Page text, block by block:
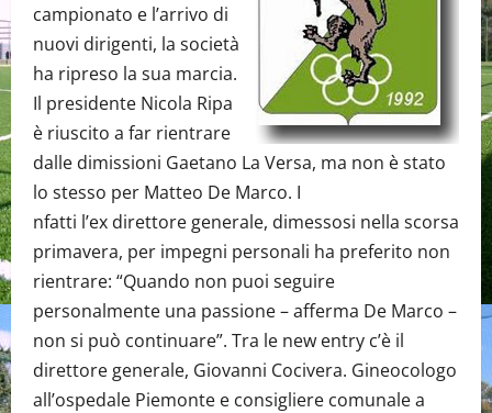
campionato e l’arrivo di
nuovi dirigenti, la società
ha ripreso la sua marcia.
Il presidente Nicola Ripa
è riuscito a far rientrare
dalle dimissioni Gaetano La Versa, ma non è stato
lo stesso per Matteo De Marco. I
nfatti l’ex direttore generale, dimessosi nella scorsa
primavera, per impegni personali ha preferito non
rientrare: “Quando non puoi seguire
personalmente una passione – afferma De Marco –
non si può continuare”. Tra le new entry c’è il
direttore generale, Giovanni Cocivera. Gineocologo
all’ospedale Piemonte e consigliere comunale a